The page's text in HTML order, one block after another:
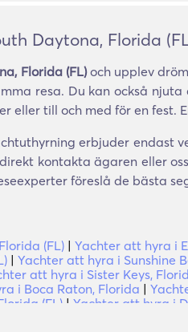
Daytona, Florida
Florida (FL)och upplev
resa. Du kan också
eller till och med för en
erbjuder endast
kontakta ägaren eller
föreslå de bästa
(FL) | Yachter att hyra i
| Yachter att hyra i Sunshine
att hyra i Sister Keys,
i Boca Raton, Florida |
(FL) | Yachter att hyra i